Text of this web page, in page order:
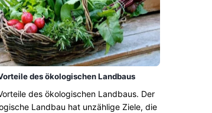
des ökologischen Landbaus
des ökologischen Landbaus. Der
Landbau hat unzählige Ziele, die